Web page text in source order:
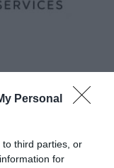
Personal
third parties, or
for